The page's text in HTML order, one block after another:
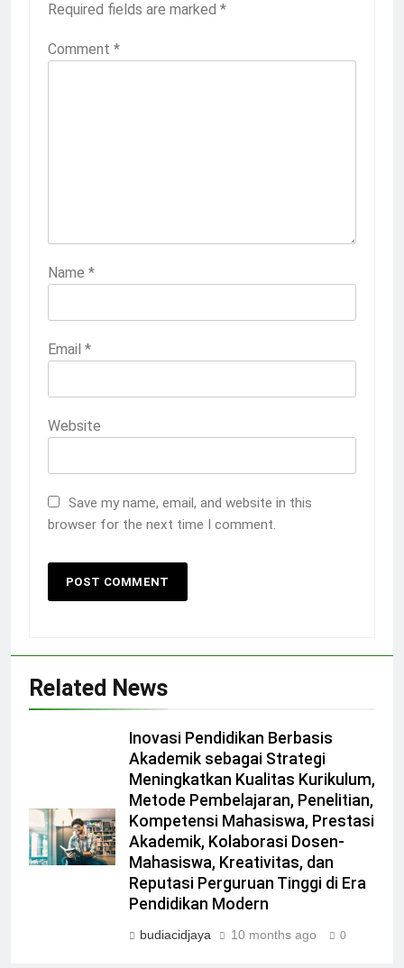
Required fields are marked *
Comment *
Name *
Email *
Website
Save my name, email, and website in this
browser for the next time I comment.
Related News
Inovasi Pendidikan Berbasis
Akademik sebagai Strategi
Meningkatkan Kualitas Kurikulum,
Metode Pembelajaran, Penelitian,
Kompetensi Mahasiswa, Prestasi
Akademik, Kolaborasi Dosen-
Mahasiswa, Kreativitas, dan
Reputasi Perguruan Tinggi di Era
Pendidikan Modern
budiacidjaya 10 months ago 0